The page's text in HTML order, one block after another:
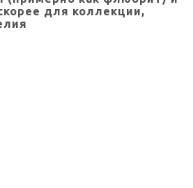
для коллекции,